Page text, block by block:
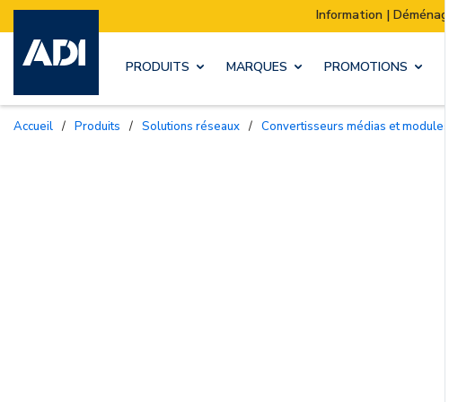
Information | Déménagement de notre stock :
PRODUITS MARQUES PROMOTIONS
Accueil / Produits / Solutions réseaux / Convertisseurs médias et modules